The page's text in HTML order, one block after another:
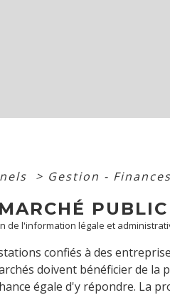
> Gestion - Finances
PUBLIC
de l'information légale et
confiés à des
doivent bénéficier de
égale d'y répondre. La